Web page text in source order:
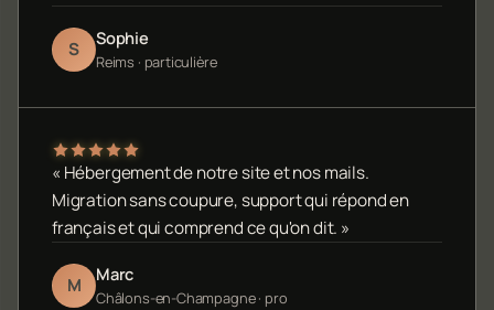
S Sophie
Reims · particulière
« Hébergement de notre site et nos mails.
Migration sans coupure, support qui répond en
français et qui comprend ce qu'on dit. »
M Marc
Châlons-en-Champagne · pro